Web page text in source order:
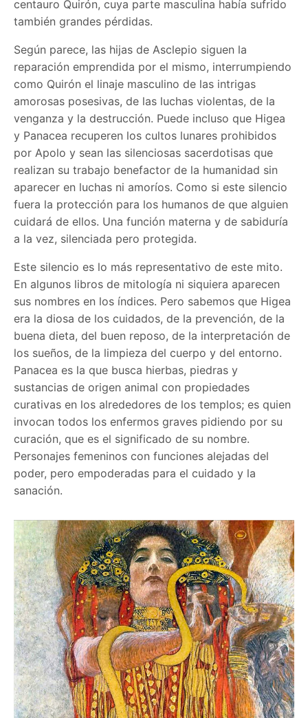
centauro Quirón, cuya parte masculina había sufrido
también grandes pérdidas.
Según parece, las hijas de Asclepio siguen la
reparación emprendida por el mismo, interrumpiendo
como Quirón el linaje masculino de las intrigas
amorosas posesivas, de las luchas violentas, de la
venganza y la destrucción. Puede incluso que Higea
y Panacea recuperen los cultos lunares prohibidos
por Apolo y sean las silenciosas sacerdotisas que
realizan su trabajo benefactor de la humanidad sin
aparecer en luchas ni amoríos. Como si este silencio
fuera la protección para los humanos de que alguien
cuidará de ellos. Una función materna y de sabiduría
a la vez, silenciada pero protegida.
Este silencio es lo más representativo de este mito.
En algunos libros de mitología ni siquiera aparecen
sus nombres en los índices. Pero sabemos que Higea
era la diosa de los cuidados, de la prevención, de la
buena dieta, del buen reposo, de la interpretación de
los sueños, de la limpieza del cuerpo y del entorno.
Panacea es la que busca hierbas, piedras y
sustancias de origen animal con propiedades
curativas en los alrededores de los templos; es quien
invocan todos los enfermos graves pidiendo por su
curación, que es el significado de su nombre.
Personajes femeninos con funciones alejadas del
poder, pero empoderadas para el cuidado y la
sanación.